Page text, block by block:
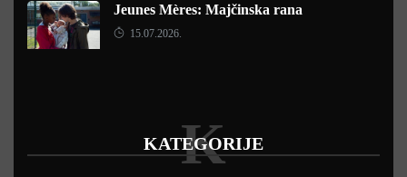
Jeunes Mères: Majčinska rana
15.07.2026.
KATEGORIJE
K